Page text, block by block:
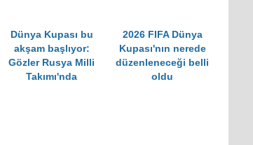
Dünya Kupası bu
akşam başlıyor:
Gözler Rusya Milli
Takımı'nda
2026 FIFA Dünya
Kupası'nın nerede
düzenleneceği belli
oldu